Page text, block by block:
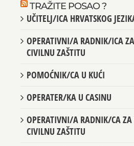
TRAŽITE POSAO ?
UČITELJ/ICA HRVATSKOG
OPERATIVNI/A RADNIK/ICA
CIVILNU ZAŠTITU
POMOĆNIK/CA U KUĆI
OPERATER/KA U CASINU
OPERATIVNI/A RADNIK/CA ZA
CIVILNU ZAŠTITU